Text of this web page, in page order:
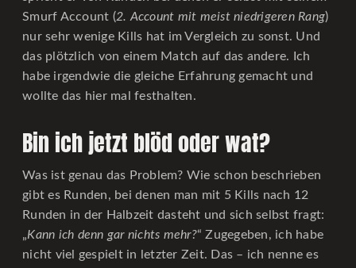
Smurf Account (2. Account mit meist niedrigeren Rang)
nur sehr wenige Kills hat im Vergleich zu sonst. Und
das plötzlich von einem Match auf das andere. Ich
habe irgendwie die gleiche Erfahrung gemacht und
wollte das hier mal festhalten.
Bin ich jetzt blöd oder wat?
Was ist genau das Problem? Wie schon beschrieben
gibt es Runden, bei denen man mit 5 Kills nach 12
Runden in der Halbzeit dasteht und sich selbst fragt:
„Kann ich denn gar nichts mehr?“ Zugegeben, ich habe
nicht viel gespielt in letzter Zeit. Das – ich nenne es